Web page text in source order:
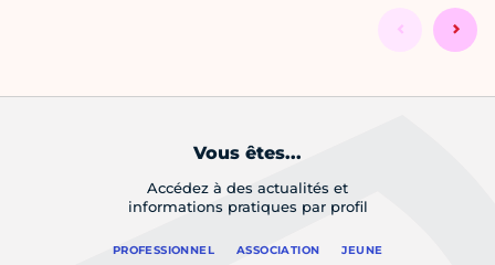
Vous êtes...
Accédez à des actualités et
informations pratiques par profil
PROFESSIONNEL ASSOCIATION JEUNE